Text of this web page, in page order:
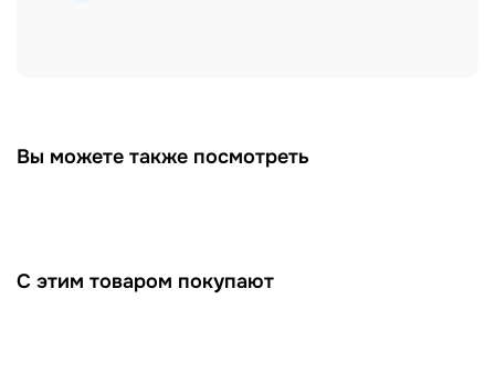
Вы можете также посмотреть
С этим товаром покупают